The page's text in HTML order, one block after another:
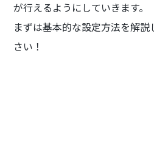
が行えるようにしていきます。
まずは基本的な設定方法を解
さい！